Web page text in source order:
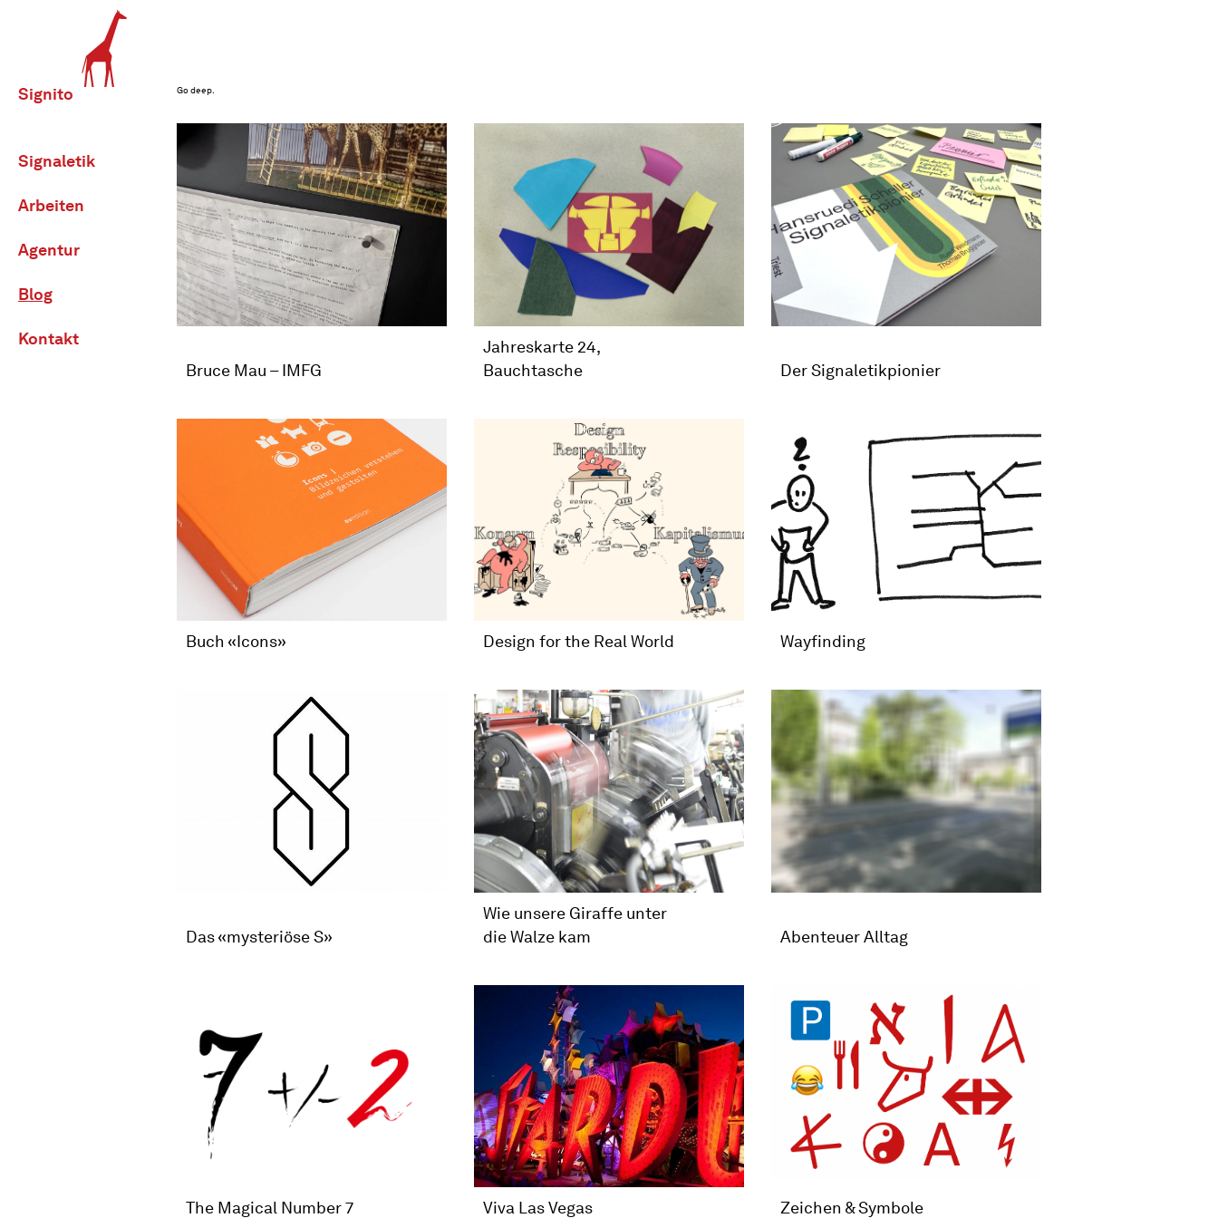
Signito
Signaletik
Arbeiten
Agentur
Blog
Kontakt
Go deep.
Bruce Mau – IMFG
Jahreskarte 24,
Bauchtasche
Der Signaletikpionier
Buch «Icons» Design for the Real World Wayfinding
Das «mysteriöse S»
Wie unsere Giraffe unter
die Walze kam
Abenteuer Alltag
The Magical Number 7 Viva Las Vegas Zeichen & Symbole